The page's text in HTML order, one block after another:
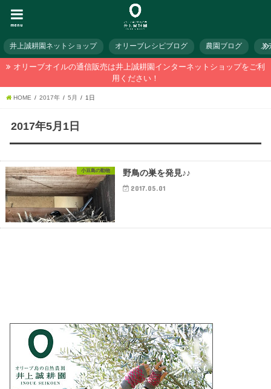
menu
井上誠耕園ネットショップ オリーブレシピブログ 農園ブログ メ
オリーブオイルの通信販売は井上誠耕園インターネットショップをご利
用ください！
HOME 2017年 5月 1日
2017年5月1日
小豆島の動物 野鳥の巣を発見♪♪
2017.05.01